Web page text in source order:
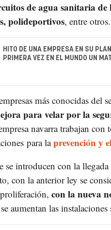
de agua sanitaria de
polideportivos, entre otros.
HITO DE UNA EMPRESA EN SU
PRIMERA VEZ EN EL MUNDO UN
más conocidas del
para velar por la
navarra trabajan con
para laprevención y
se introducen con la
con la anterior ley se
con la nueva
aumentan las